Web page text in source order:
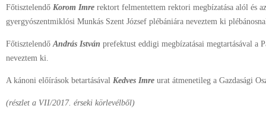
Főtisztelendő Korom Imre rektort felmentettem rektori megbízatása alól és
gyergyószentmiklósi Munkás Szent József plébániára neveztem ki
FőtisztelendőAndrás István prefektust eddigi megbízatásai megtartásával a
neveztem ki.
A kánoni előírások betartásával Kedves Imre urat átmenetileg a Gazdasági
(részlet a VII/2017. érseki körlevélből)